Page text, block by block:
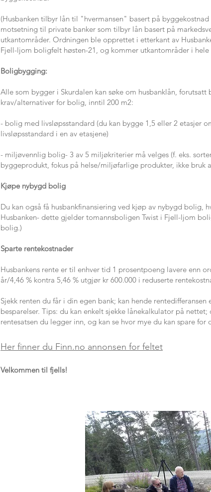
(Husbanken tilbyr lån til "hvermansen" basert på
motsetning til private banker som tilbyr lån basert på
utkantområder. Ordningen ble opprettet i etterkant av
Fjell-ljom boligfelt høsten-21, og kommer utkantområder i
Boligbygging:
Alle som bygger i Skurdalen kan søke om husbanklån, forutsatt
krav/alternativer for bolig, inntil 200 m2:
- bolig med livsløpsstandard (du kan bygge 1,5 eller 2 etasjer
livsløpsstandard i en av etasjene)
- miljøvennlig bolig- 3 av 5 miljøkriterier må velges (f. eks.
byggeprodukt, fokus på helse/miljøfarlige produkter, ikke bruk
Kjøpe nybygd bolig
Du kan også få husbankfinansiering ved kjøp av nybygd bolig,
Husbanken- dette gjelder tomannsboligen Twist i Fjell-ljom
bolig.)
Sparte rentekostnader
Husbankens rente er til enhver tid 1 prosentpoeng lavere enn
år/4,46 % kontra 5,46 % utgjør kr 600.000 i reduserte
Sjekk renten du får i din egen bank; kan hende
besparelser. Tips: du kan enkelt sjekke lånekalkulator på
rentesatsen du legger inn, og kan se hvor mye du kan spare
Her finner du Finn.no annonsen for feltet
Velkommen til fjells!